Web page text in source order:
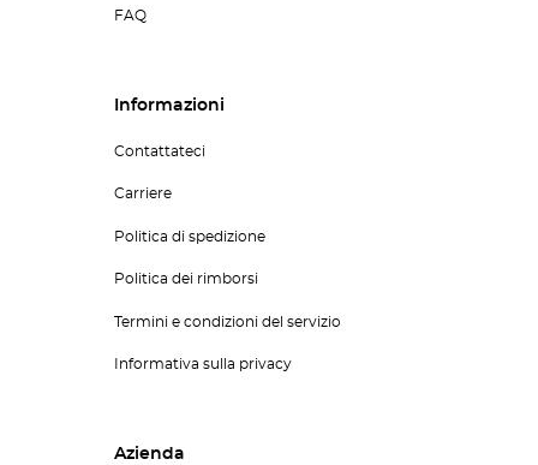
FAQ
Informazioni
Contattateci
Carriere
Politica di spedizione
Politica dei rimborsi
Termini e condizioni del servizio
Informativa sulla privacy
Azienda